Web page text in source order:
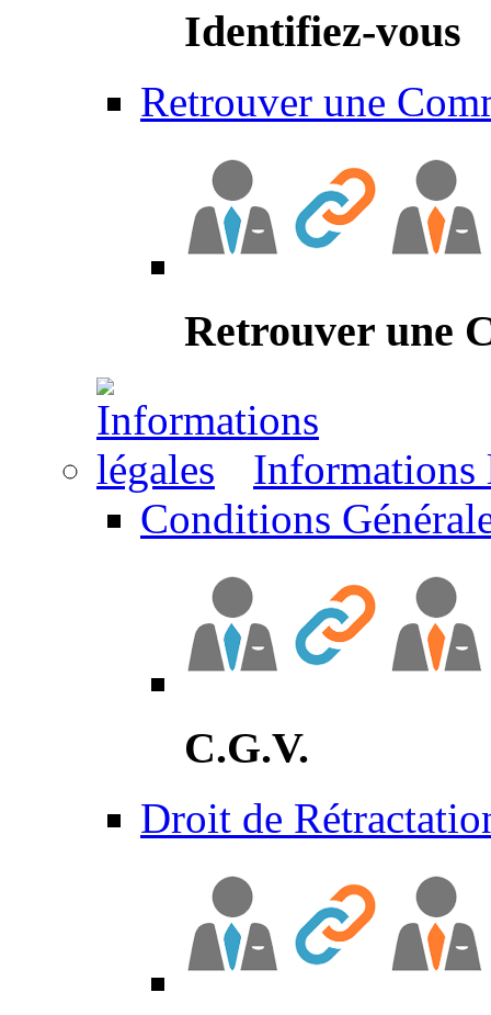
Identifiez-vous
Retrouver une
Retrouver une
Informations
Conditions
C.G.V.
Droit de